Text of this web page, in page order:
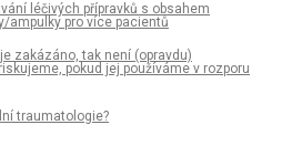
léčivých přípravků s obsahem
ampulky pro více pacientů
zakázáno, tak není (opravdu)
pokud jej používáme v rozporu
traumatologie?